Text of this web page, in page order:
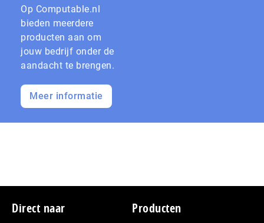
Op Computable.nl
bieden meerdere
producten aan om
jouw bedrijf onder de
aandacht te brengen.
Meer informatie
Footer
Direct naar Producten